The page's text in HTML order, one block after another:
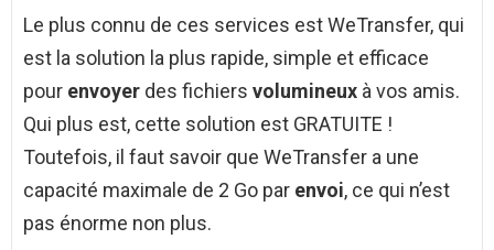
Le plus connu de ces services est WeTransfer, qui
est la solution la plus rapide, simple et efficace
pour envoyer des fichiers volumineux à vos amis.
Qui plus est, cette solution est GRATUITE !
Toutefois, il faut savoir que WeTransfer a une
capacité maximale de 2 Go par envoi, ce qui n’est
pas énorme non plus.